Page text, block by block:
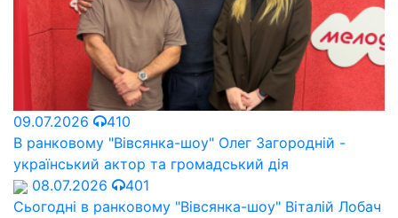
09.07.2026
410
В ранковому "Вівсянка-шоу" Олег Загородній -
український актор та громадський дія
08.07.2026
401
Сьогодні в ранковому "Вівсянка-шоу" Віталій Лобач